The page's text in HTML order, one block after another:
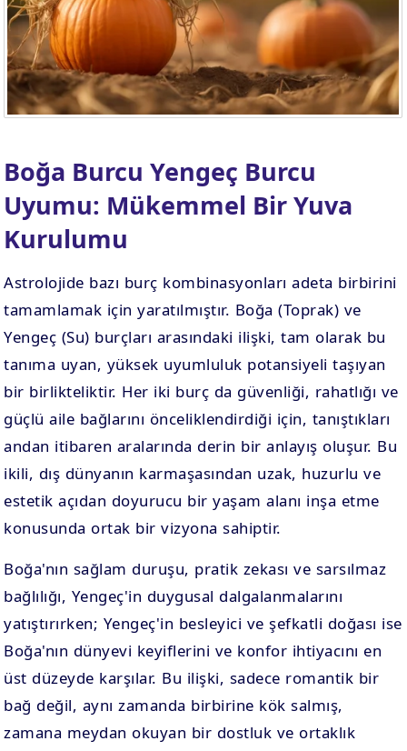
Boğa Burcu Yengeç Burcu
Uyumu: Mükemmel Bir Yuva
Kurulumu
Astrolojide bazı burç kombinasyonları adeta birbirini
tamamlamak için yaratılmıştır. Boğa (Toprak) ve
Yengeç (Su) burçları arasındaki ilişki, tam olarak bu
tanıma uyan, yüksek uyumluluk potansiyeli taşıyan
bir birlikteliktir. Her iki burç da güvenliği, rahatlığı ve
güçlü aile bağlarını önceliklendirdiği için, tanıştıkları
andan itibaren aralarında derin bir anlayış oluşur. Bu
ikili, dış dünyanın karmaşasından uzak, huzurlu ve
estetik açıdan doyurucu bir yaşam alanı inşa etme
konusunda ortak bir vizyona sahiptir.
Boğa'nın sağlam duruşu, pratik zekası ve sarsılmaz
bağlılığı, Yengeç'in duygusal dalgalanmalarını
yatıştırırken; Yengeç'in besleyici ve şefkatli doğası ise
Boğa'nın dünyevi keyiflerini ve konfor ihtiyacını en
üst düzeyde karşılar. Bu ilişki, sadece romantik bir
bağ değil, aynı zamanda birbirine kök salmış,
zamana meydan okuyan bir dostluk ve ortaklık